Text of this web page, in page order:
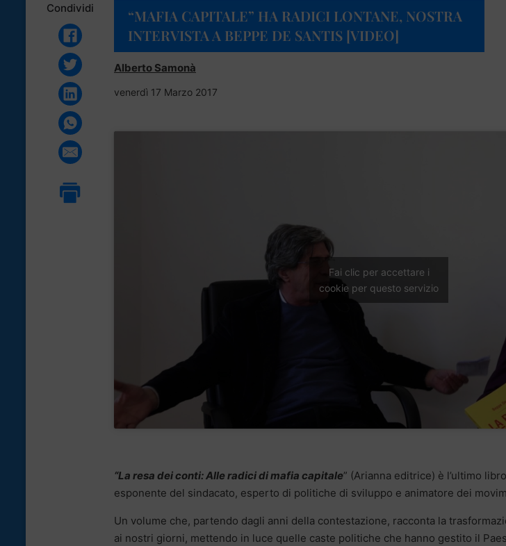
Condividi
“MAFIA CAPITALE” HA RADICI LONTANE, NOSTRA
INTERVISTA A BEPPE DE SANTIS [VIDEO]
Alberto Samonà
venerdì 17 Marzo 2017
Fai clic per accettare i
cookie per questo servizio
“La resa dei conti: Alle radici di mafia capitale” (Arianna editrice) è l’ultimo
esponente del sindacato, esperto di politiche di sviluppo e animatore dei
Un volume che, partendo dagli anni della contestazione, racconta la
ai nostri giorni, mettendo in luce quelle caste politiche che hanno gestito il